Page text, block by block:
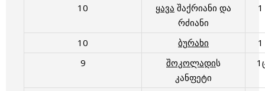
10
ყავა შაქრიანი და
რძიანი
10 ბურახი
9
შოკოლადის
კანფეტი